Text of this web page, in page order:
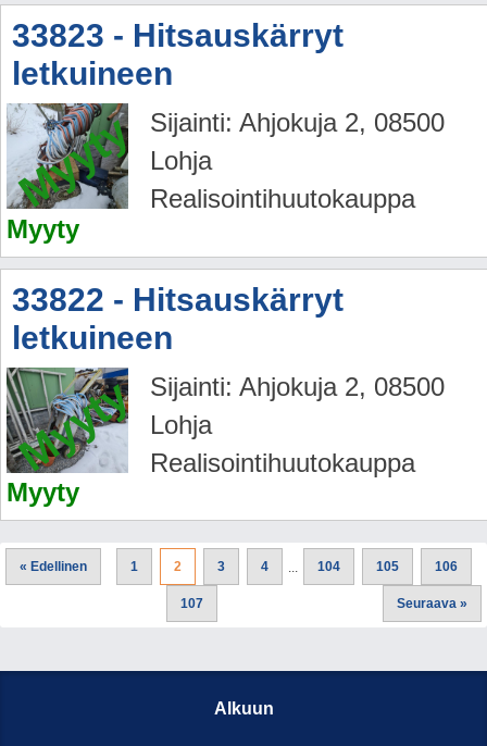
33823 - Hitsauskärryt
letkuineen
Myyty
Sijainti: Ahjokuja 2, 08500
Lohja
Realisointihuutokauppa
Myyty
33822 - Hitsauskärryt
letkuineen
Myyty
Sijainti: Ahjokuja 2, 08500
Lohja
Realisointihuutokauppa
Myyty
« Edellinen 1 2 3 4 ... 104 105 106
107 Seuraava »
Alkuun